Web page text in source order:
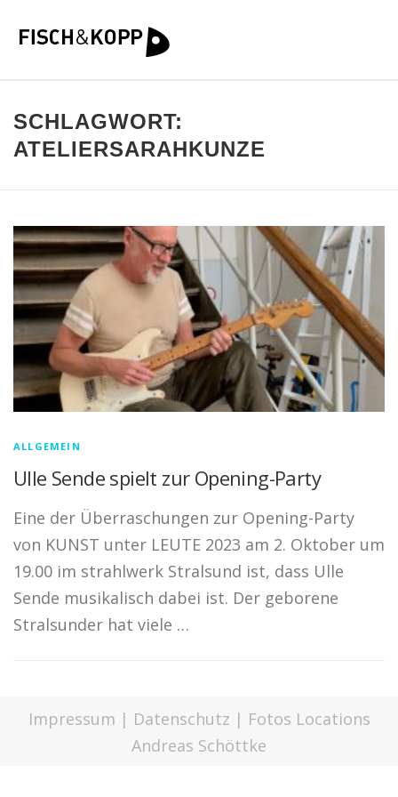
SCHLAGWORT:
ATELIERSARAHKUNZE
ALLGEMEIN
Ulle Sende spielt zur Opening-Party
Eine der Überraschungen zur Opening-Party
von KUNST unter LEUTE 2023 am 2. Oktober um
19.00 im strahlwerk Stralsund ist, dass Ulle
Sende musikalisch dabei ist. Der geborene
Stralsunder hat viele …
Impressum | Datenschutz | Fotos Locations
Andreas Schöttke